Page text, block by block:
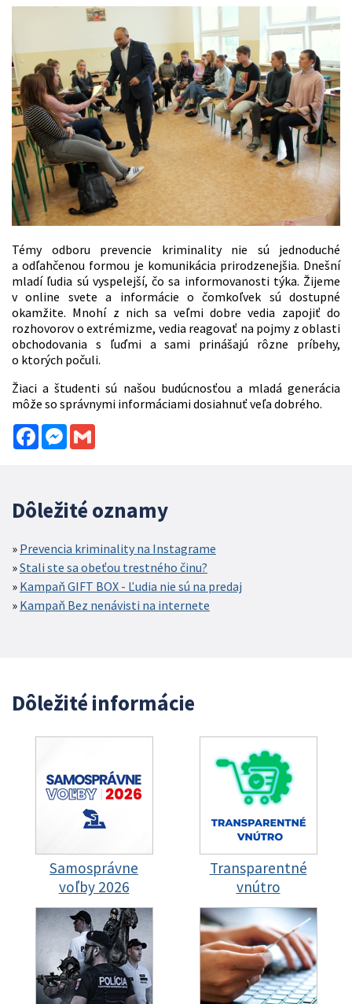
Témy odboru prevencie kriminality nie sú jednoduché
a odľahčenou formou je komunikácia prirodzenejšia. Dnešní
mladí ľudia sú vyspelejší, čo sa informovanosti týka. Žijeme
v online svete a informácie o čomkoľvek sú dostupné
okamžite. Mnohí z nich sa veľmi dobre vedia zapojiť do
rozhovorov o extrémizme, vedia reagovať na pojmy z oblasti
obchodovania s ľuďmi a sami prinášajú rôzne príbehy,
o ktorých počuli.
Žiaci a študenti sú našou budúcnosťou a mladá generácia
môže so správnymi informáciami dosiahnuť veľa dobrého.
FacebookMessenger
Dôležité oznamy
Prevencia kriminality na Instagrame
Stali ste sa obeťou trestného činu?
Kampaň GIFT BOX - Ľudia nie sú na predaj
Kampaň Bez nenávisti na internete
Dôležité informácie
Samosprávne
voľby 2026
Transparentné
vnútro